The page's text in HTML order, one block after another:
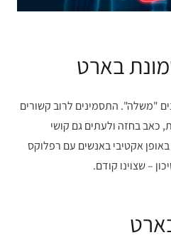
בארט
"משלה". התסמינים לרוב קשורים
בחזה ולעתים גם קושי
אקטיבי באנשים עם רפלוקס
– שצוינו קודם.